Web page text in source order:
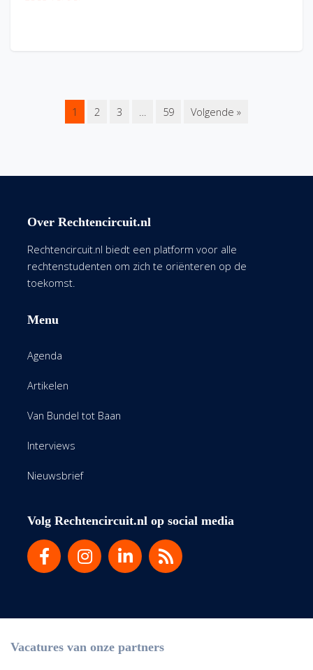
1 2 3 … 59 Volgende »
Over Rechtencircuit.nl
Rechtencircuit.nl biedt een platform voor alle
rechtenstudenten om zich te oriënteren op de
toekomst.
Menu
Agenda
Artikelen
Van Bundel tot Baan
Interviews
Nieuwsbrief
Volg Rechtencircuit.nl op social media
Vacatures van onze partners